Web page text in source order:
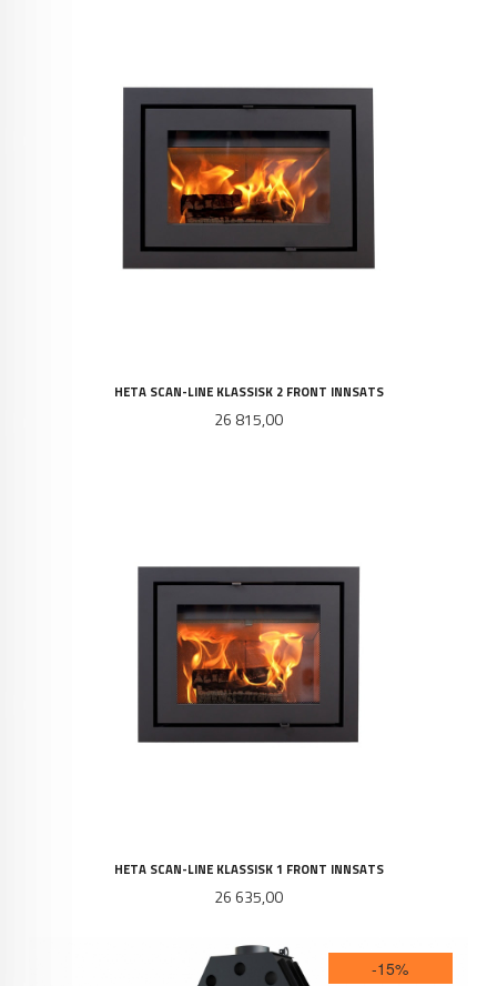
HETA SCAN-LINE KLASSISK 2 FRONT INNSATS
Pris
26 815,00
HETA SCAN-LINE KLASSISK 1 FRONT INNSATS
Pris
26 635,00
-15%